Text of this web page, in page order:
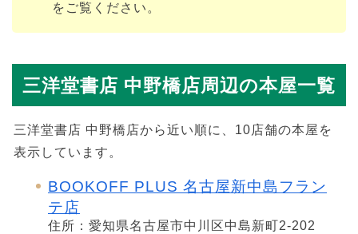
をご覧ください。
三洋堂書店 中野橋店周辺の本屋一覧
三洋堂書店 中野橋店から近い順に、10店舗の本屋を
表示しています。
BOOKOFF PLUS 名古屋新中島フラン
テ店
住所：愛知県名古屋市中川区中島新町2-202